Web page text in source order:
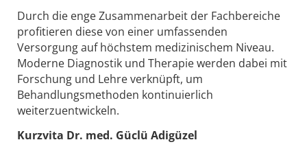
Durch die enge Zusammenarbeit der Fachbereiche
profitieren diese von einer umfassenden
Versorgung auf höchstem medizinischem Niveau.
Moderne Diagnostik und Therapie werden dabei mit
Forschung und Lehre verknüpft, um
Behandlungsmethoden kontinuierlich
weiterzuentwickeln.
Kurzvita Dr. med. Güclü Adigüzel